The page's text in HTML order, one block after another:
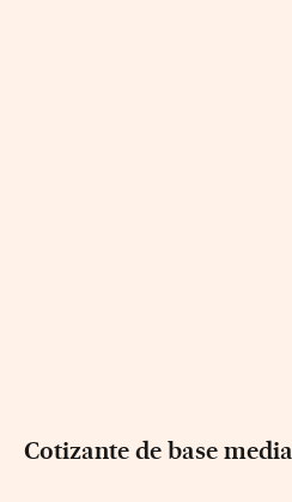
Cotizante de base media